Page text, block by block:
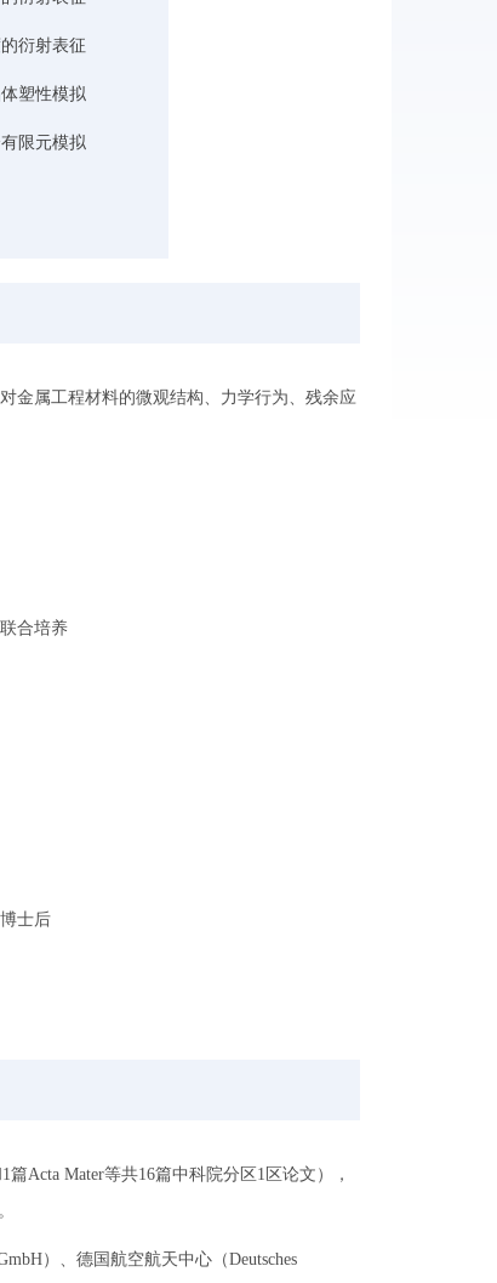
衍射表征
塑性模拟
限元模拟
金属工程材料的微观结构、力学行为、残余应
合培养
士后
Acta Mater等共16篇中科院分区1区论文），
）、德国航空航天中心（Deutsches